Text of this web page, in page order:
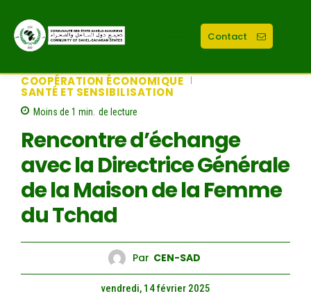
Contact
COOPÉRATION ÉCONOMIQUE
SANTÉ ET SENSIBILISATION
Moins de 1 min. de lecture
Rencontre d’échange
avec la Directrice Générale
de la Maison de la Femme
du Tchad
Par CEN-SAD
vendredi, 14 février 2025